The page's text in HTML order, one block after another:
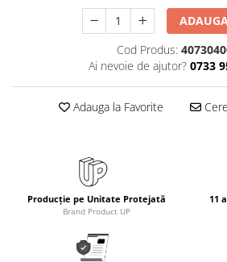
Seturi de scris Premium
Instrumente de scris eco
Creioane mecanice si grafit
Finelinere
Markere diverse
Carioci si creioane colorate
Rezerve instrumente scris
Ascutitori, radiere, agrafe
Cod Produs:
Ai nevoie de ajutor? 0733
Adauga la Favorite
Producție pe Unitate Protejată
Brand Product UP
11